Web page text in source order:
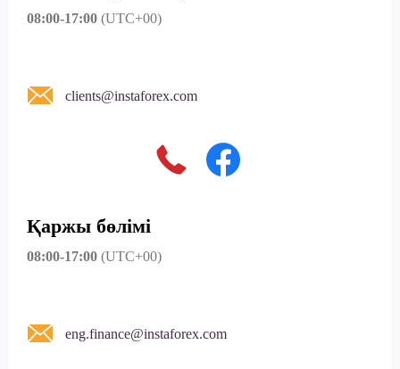
08:00-17:00 (UTC+00)
clients@instaforex.com
Қаржы бөлімі
08:00-17:00 (UTC+00)
eng.finance@instaforex.com